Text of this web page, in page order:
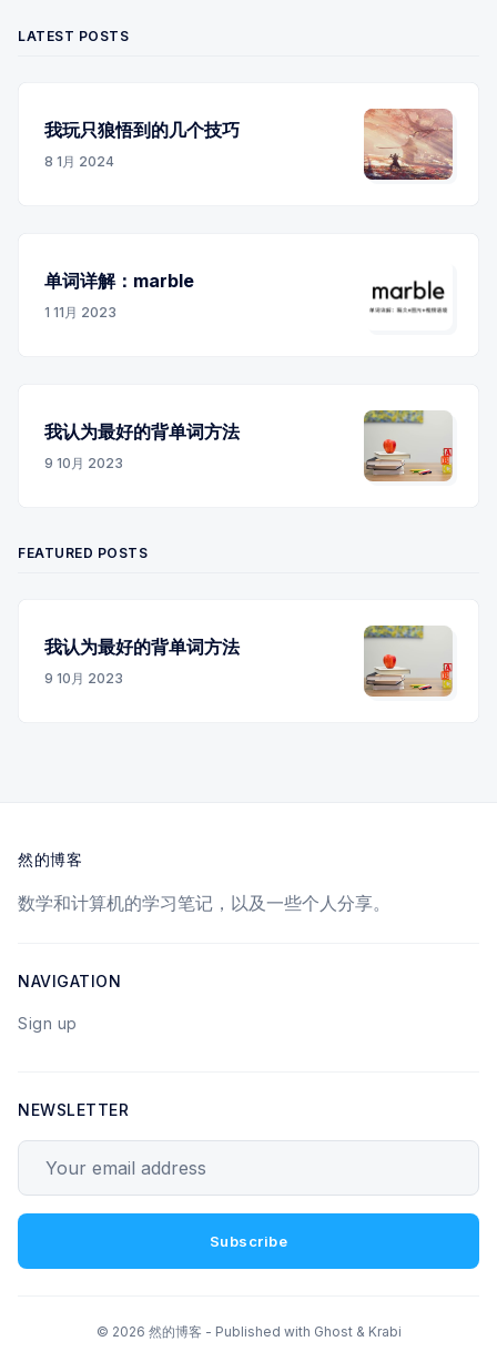
LATEST POSTS
我玩只狼悟到的几个技巧
8 1月 2024
单词详解：marble
1 11月 2023
我认为最好的背单词方法
9 10月 2023
FEATURED POSTS
我认为最好的背单词方法
9 10月 2023
然的博客
数学和计算机的学习笔记，以及一些个人分享。
NAVIGATION
Sign up
NEWSLETTER
Subscribe
© 2026 然的博客 - Published with Ghost& Krabi